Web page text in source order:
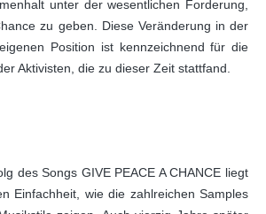
unter der wesentlichen Forderung,
zu geben. Diese Veränderung in der
Position ist kennzeichnend für die
Aktivisten, die zu dieser Zeit stattfand.
des Songs GIVE PEACE A CHANCE liegt
Einfachheit, wie die zahlreichen Samples